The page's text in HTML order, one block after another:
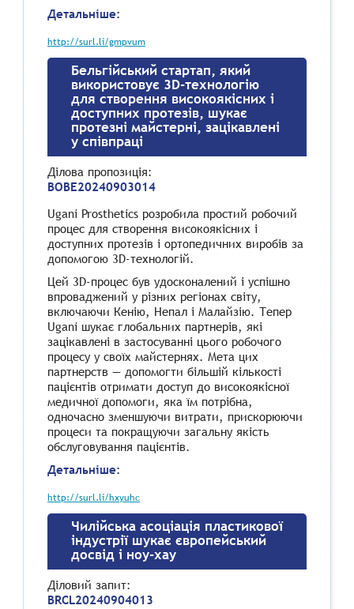
Детальніше:
http://surl.li/gmpvum
Бельгійський стартап, який
використовує 3D-технологію
для створення високоякісних і
доступних протезів, шукає
протезні майстерні, зацікавлені
у співпраці
Ділова пропозиція:
BOBE20240903014
Ugani Prosthetics розробила простий робочий
процес для створення високоякісних і
доступних протезів і ортопедичних виробів за
допомогою 3D-технологій.
Цей 3D-процес був удосконалений і успішно
впроваджений у різних регіонах світу,
включаючи Кенію, Непал і Малайзію. Тепер
Ugani шукає глобальних партнерів, які
зацікавлені в застосуванні цього робочого
процесу у своїх майстернях. Мета цих
партнерств — допомогти більшій кількості
пацієнтів отримати доступ до високоякісної
медичної допомоги, яка їм потрібна,
одночасно зменшуючи витрати, прискорюючи
процеси та покращуючи загальну якість
обслуговування пацієнтів.
Детальніше:
http://surl.li/hxyuhc
Чилійська асоціація пластикової
індустрії шукає європейський
досвід і ноу-хау
Діловий запит:
BRCL20240904013